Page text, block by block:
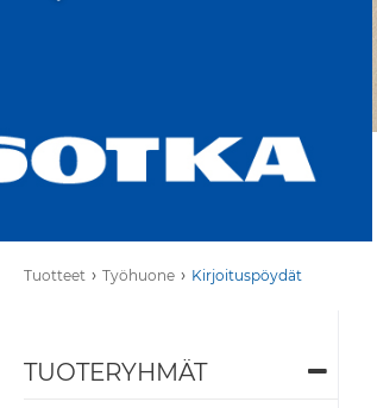
Tuotteet › Työhuone › Kirjoituspöydät
TUOTERYHMÄT